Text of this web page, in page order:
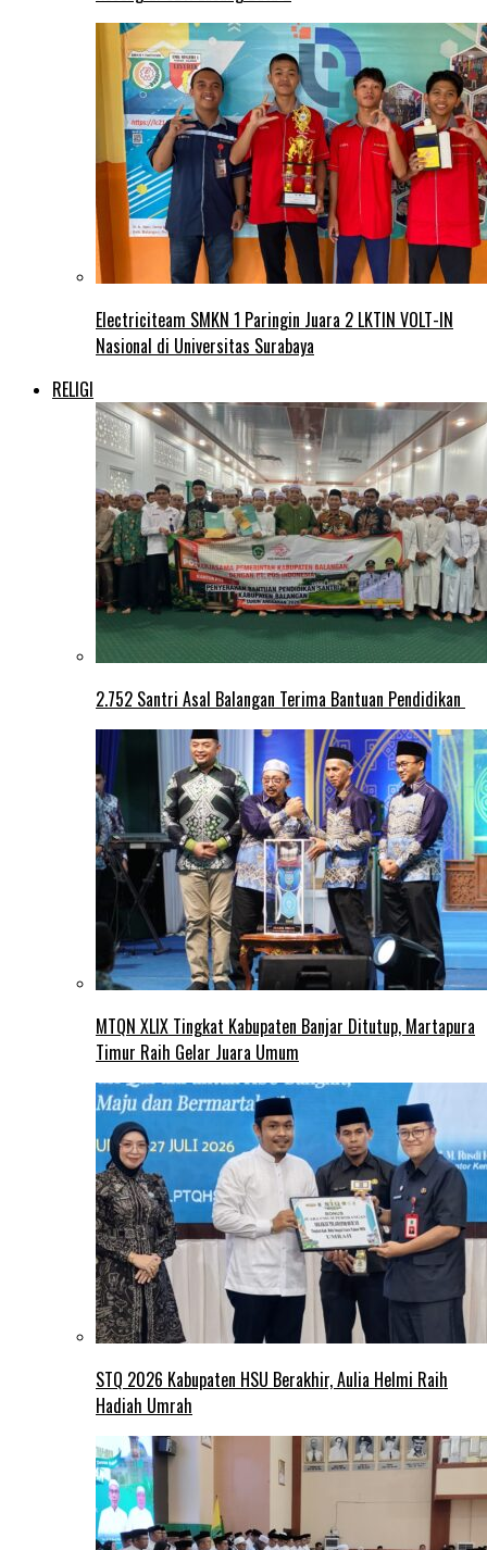
Electriciteam SMKN 1 Paringin Juara 2 LKTIN VOLT-IN
Nasional di Universitas Surabaya
RELIGI
2.752 Santri Asal Balangan Terima Bantuan Pendidikan
MTQN XLIX Tingkat Kabupaten Banjar Ditutup, Martapura
Timur Raih Gelar Juara Umum
STQ 2026 Kabupaten HSU Berakhir, Aulia Helmi Raih
Hadiah Umrah